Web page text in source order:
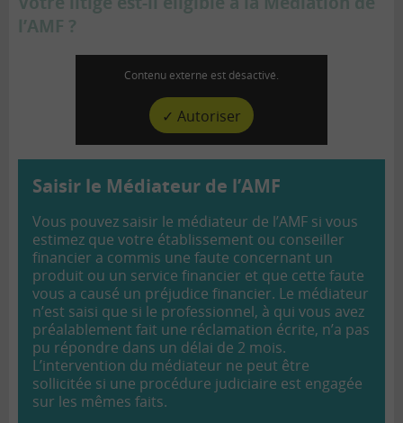
l’AMF ?
Contenu externe est désactivé.
✓ Autoriser
Saisir le Médiateur de l’AMF
Vous pouvez saisir le médiateur de l’AMF si vous
estimez que votre établissement ou conseiller
financier a commis une faute concernant un
produit ou un service financier et que cette faute
vous a causé un préjudice financier. Le médiateur
n’est saisi que si le professionnel, à qui vous avez
préalablement fait une réclamation écrite, n’a pas
pu répondre dans un délai de 2 mois.
L’intervention du médiateur ne peut être
sollicitée si une procédure judiciaire est engagée
sur les mêmes faits.